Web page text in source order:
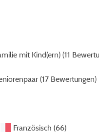
mit Kind(ern) (11
(17 Bewertungen)
Französisch (66)